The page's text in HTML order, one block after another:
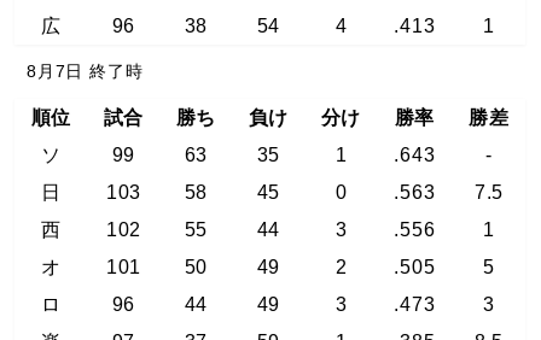
広
96 38 54 4 .413 1
8月7日 終了時
順位 試合 勝ち 負け 分け 勝率
勝差
ソ
99 63 35 1 .643
-
日
103 58 45 0 .563
7.5
西
102 55 44 3 .556
1
オ
101 50 49 2 .505
5
ロ
96 44 49 3 .473
3